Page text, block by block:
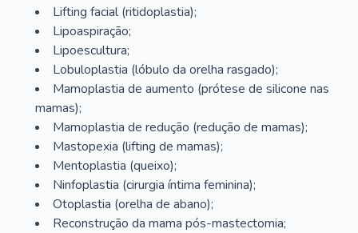
Lifting facial (ritidoplastia);
Lipoaspiração;
Lipoescultura;
Lobuloplastia (lóbulo da orelha rasgado);
Mamoplastia de aumento (prótese de silicone nas
mamas);
Mamoplastia de redução (redução de mamas);
Mastopexia (lifting de mamas);
Mentoplastia (queixo);
Ninfoplastia (cirurgia íntima feminina);
Otoplastia (orelha de abano);
Reconstrução da mama pós-mastectomia;